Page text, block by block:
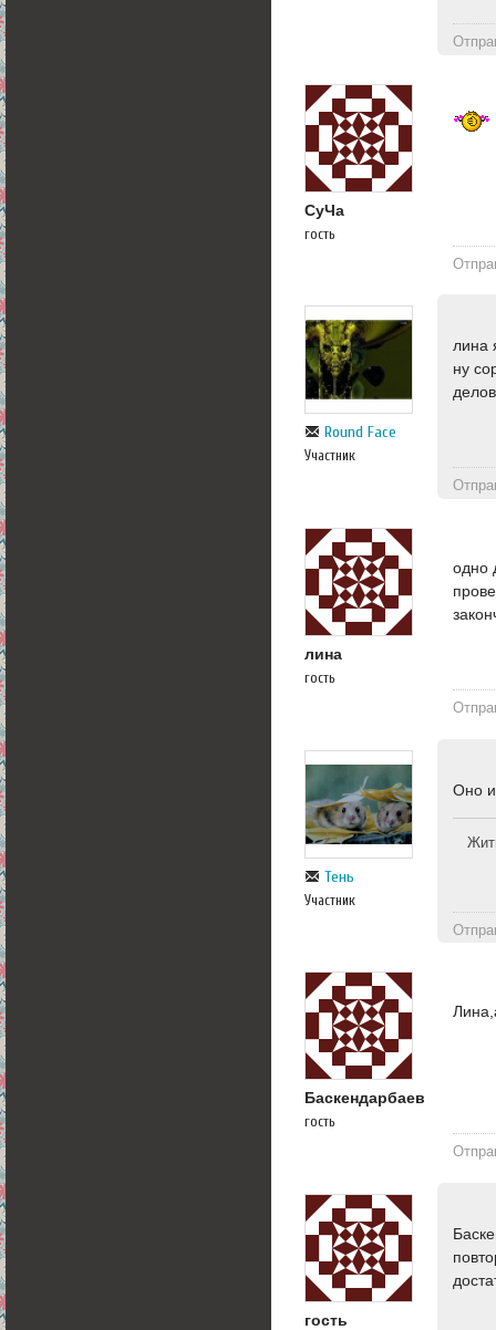
СуЧа
гость
Round Face
Участник
лина
ну
лина
гость
одно
Тень
Участник
Оно
Баскендарбаев
гость
гость